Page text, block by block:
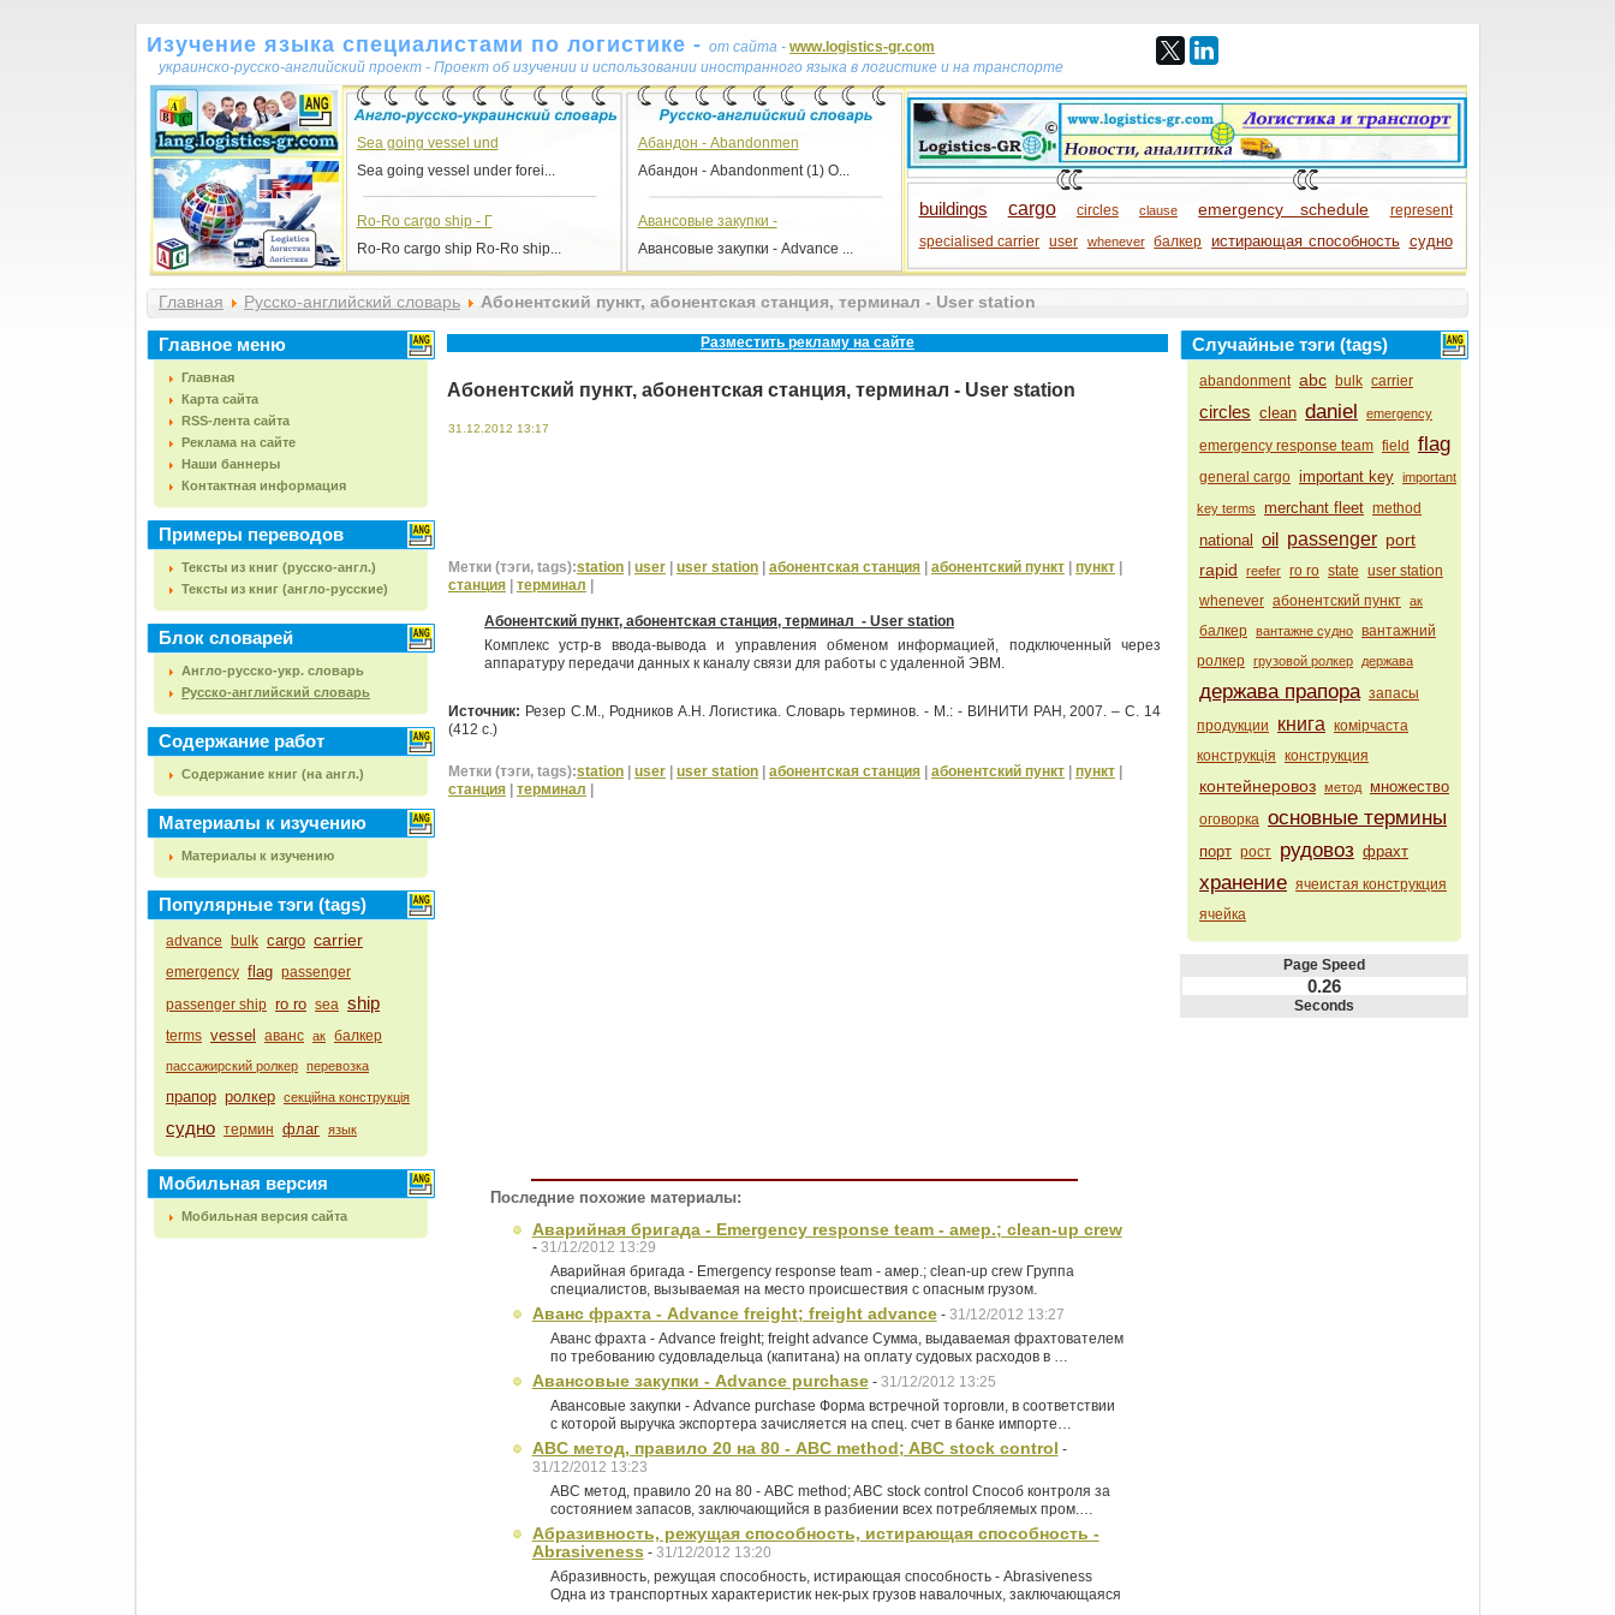
Изучение языка специалистами по логистике - от сайта - www.logistics-gr.com
украинско-русско-английский проект - Проект об изучении и использовании иностранного языка в логистике и на транспорте
Sea going vessel und
Sea going vessel under forei...
Ro-Ro cargo ship - Г
Ro-Ro cargo ship Ro-Ro ship...
Абандон - Abandonmen
Абандон - Abandonment (1) О...
Авансовые закупки -
Авансовые закупки - Advance ...
buildings cargo circles clause emergency schedule
represent
specialised carrier user whenever балкер истирающая способность судно
флаг
Главная Русско-английский словарь Абонентский пункт, абонентская станция, терминал - User station
Главное меню
Главная
Карта сайта
RSS-лента сайта
Реклама на сайте
Наши баннеры
Контактная информация
Примеры переводов
Тексты из книг (русско-англ.)
Тексты из книг (англо-русские)
Блок словарей
Англо-русско-укр. словарь
Русско-английский словарь
Содержание работ
Содержание книг (на англ.)
Материалы к изучению
Материалы к изучению
Популярные тэги (tags)
advance bulk cargo carrier
emergency flag passenger
passenger ship ro ro sea ship
terms vessel аванс ак балкер
пассажирский ролкер перевозка
прапор ролкер секційна конструкція
судно термин флаг язык
Мобильная версия
Мобильная версия сайта
Разместить рекламу на сайте
Абонентский пункт, абонентская станция, терминал - User station
31.12.2012 13:17
Метки (тэги, tags):station user user station абонентская станция абонентский пункт пункт
станция
терминал
Абонентский пункт, абонентская станция, терминал - User station
Комплекс устр-в ввода-вывода и управления обменом информацией, подключенный через
аппаратуру передачи данных к каналу связи для работы с удаленной ЭВМ.
Источник: Резер С.М., Родников А.Н. Логистика. Словарь терминов. - М.: - ВИНИТИ РАН, 2007. – С. 14
(412 с.)
Метки (тэги, tags):station user user station абонентская станция абонентский пункт пункт
станция
терминал
Последние похожие материалы:
Аварийная бригада - Emergency response team - амер.; clean-up crew
- 31/12/2012 13:29
Аварийная бригада - Emergency response team - амер.; clean-up crew Группа
специалистов, вызываемая на место происшествия с опасным грузом.
Аванс фрахта - Advance freight; freight advance- 31/12/2012 13:27
Аванс фрахта - Advance freight; freight advance Сумма, выдаваемая фрахтователем
по требованию судовладельца (капитана) на оплату судовых расходов в …
Авансовые закупки - Advance purchase- 31/12/2012 13:25
Авансовые закупки - Advance purchase Форма встречной торговли, в соответствии
с которой выручка экспортера зачисляется на спец. счет в банке импорте…
ABC метод, правило 20 на 80 - ABC method; ABC stock control -
31/12/2012 13:23
ABC метод, правило 20 на 80 - ABC method; ABC stock control Способ контроля за
состоянием запасов, заключающийся в разбиении всех потребляемых пром.…
Абразивность, режущая способность, истирающая способность -
Abrasiveness - 31/12/2012 13:20
Абразивность, режущая способность, истирающая способность - Abrasiveness
Одна из транспортных характеристик нек-рых грузов навалочных, заключающаяся
Случайные тэги (tags)
abandonment abc bulk carrier
circles clean daniel emergency
emergency response team field flag
general cargo important key important
key terms merchant fleet method
national oil passenger port
rapid
reefer ro ro state user station
whenever абонентский пункт ак
балкер вантажне судно вантажний
ролкер грузовой ролкер держава
держава прапора запасы
продукции
книга комірчаста
конструкція конструкция
контейнеровоз метод множество
оговорка основные термины
порт рост рудовоз фрахт
хранение ячеистая конструкция
ячейка
Page Speed
0.26
Seconds